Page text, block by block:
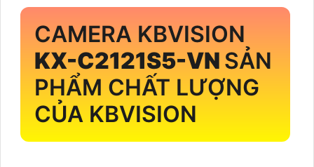
CAMERA KBVISION
KX-C2121S5-VN SẢN
PHẨM CHẤT LƯỢNG
CỦA KBVISION